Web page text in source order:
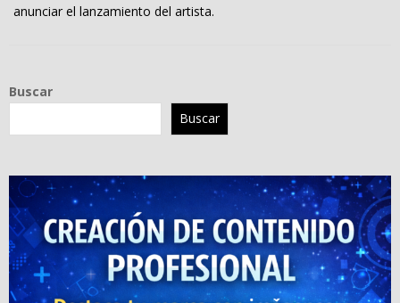
anunciar el lanzamiento del artista.
Buscar
Buscar